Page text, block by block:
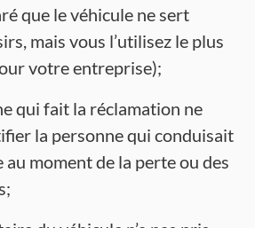
que le véhicule ne sert
mais vous l’utilisez le plus
votre entreprise);
qui fait la réclamation ne
la personne qui conduisait
au moment de la perte ou des